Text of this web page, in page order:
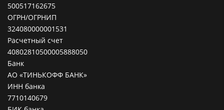
500517162675
ОГРН/ОГРНИП
324080000001531
Расчетный счет
40802810500005888050
Банк
АО «ТИНЬКОФФ БАНК»
ИНН банка
7710140679